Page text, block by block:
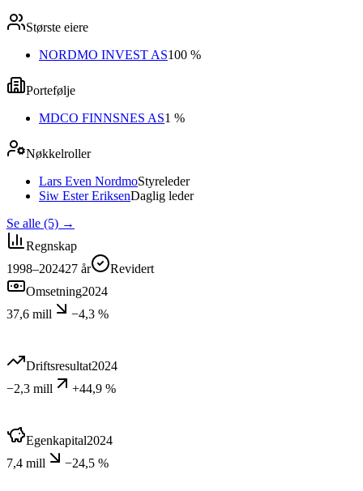
Største eiere
NORDMO INVEST AS100 %
Portefølje
MDCO FINNSNES AS1 %
Nøkkelroller
Lars Even NordmoStyreleder
Siw Ester EriksenDaglig leder
Se alle (5) →
Regnskap
1998–202427 år
Revidert
Omsetning2024
37,6 mill
−4,3 %
Driftsresultat2024
−2,3 mill
+44,9 %
Egenkapital2024
7,4 mill
−24,5 %